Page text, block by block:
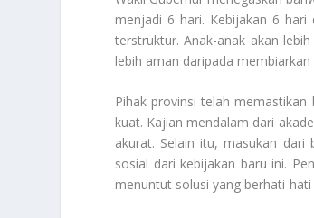
menjadi 6 hari. Kebijakan 6 hari
terstruktur. Anak-anak akan
lebih aman daripada
Pihak provinsi telah
kuat. Kajian mendalam dari
akurat. Selain itu, masukan
sosial dari kebijakan baru ini.
menuntut solusi yang berhati-hati